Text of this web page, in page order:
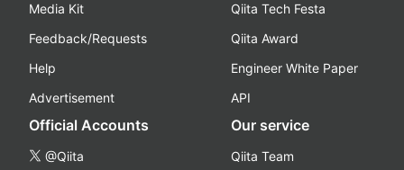
Media Kit
Feedback/Requests
Help
Advertisement
Qiita Tech Festa
Qiita Award
Engineer White Paper
API
Official Accounts
@Qiita
Our service
Qiita Team